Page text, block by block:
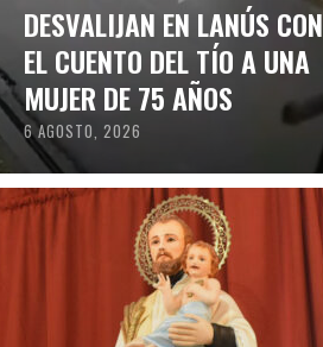
DESVALIJAN EN LANÚS CON
EL CUENTO DEL TÍO A UNA
MUJER DE 75 AÑOS
6 AGOSTO, 2026